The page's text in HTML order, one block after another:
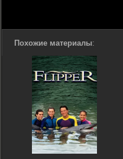
Похожие материалы: